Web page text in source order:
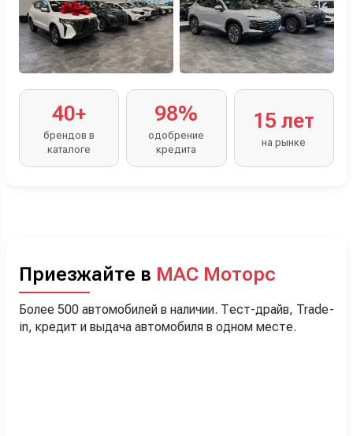
40+
брендов в
каталоге
98%
одобрение
кредита
15 лет
на рынке
Приезжайте в МАС Моторс
Более 500 автомобилей в наличии. Тест-драйв, Trade-
in, кредит и выдача автомобиля в одном месте.